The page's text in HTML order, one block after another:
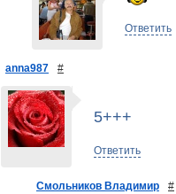
Ответить
anna987 #
5+++
Ответить
Смольников Владимир #